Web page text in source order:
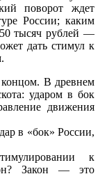
поворот ждет
России; каким
тысяч рублей —
дать стимулк
В древнем
ударом в бок
движения
в «бок» России,
к
Закон — это